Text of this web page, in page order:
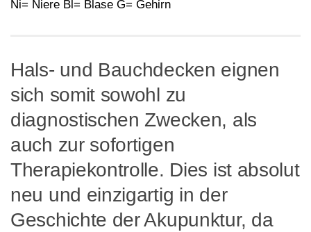
Ni= Niere Bl= Blase G= Gehirn
Hals- und Bauchdecken eignen
sich somit sowohl zu
diagnostischen Zwecken, als
auch zur sofortigen
Therapiekontrolle. Dies ist absolut
neu und einzigartig in der
Geschichte der Akupunktur, da